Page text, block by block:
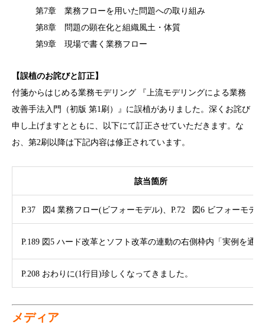
第7章 業務フローを用いた問題への取り組み
第8章 問題の顕在化と組織風土・体質
第9章 現場で書く業務フロー
【誤植のお詫びと訂正】
付箋からはじめる業務モデリング 『上流モデリングによる業務
改善手法入門（初版 第1刷）』に誤植がありました。深くお詫び
申し上げますとともに、以下にて訂正させていただきます。な
お、第2刷以降は下記内容は修正されています。
該当箇所
P.37 図4 業務フロー(ビフォーモデル)、P.72 図6 ビフォーモデル
P.189 図5 ハード改革とソフト改革の連動の右側枠内「実例を通
P.208 おわりに(1行目)珍しくなってきました。
メディア